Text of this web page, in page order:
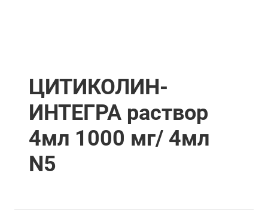
ЦИТИКОЛИН-
ИНТЕГРА раствор
4мл 1000 мг/ 4мл
N5